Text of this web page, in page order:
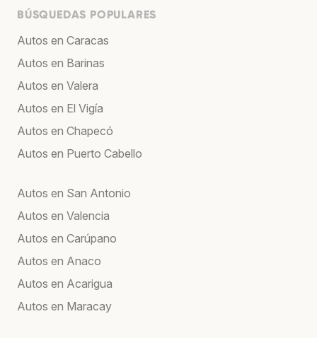
BÚSQUEDAS POPULARES
Autos en Caracas
Autos en Barinas
Autos en Valera
Autos en El Vigía
Autos en Chapecó
Autos en Puerto Cabello
Autos en San Antonio
Autos en Valencia
Autos en Carúpano
Autos en Anaco
Autos en Acarigua
Autos en Maracay